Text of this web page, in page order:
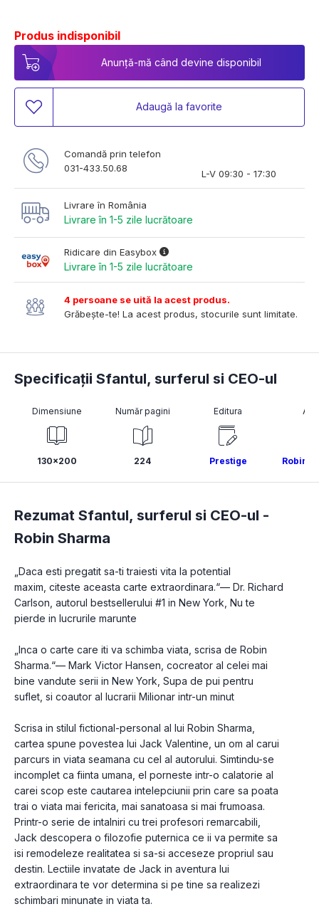
Produs indisponibil
Anunță-mă când devine disponibil
Adaugă la favorite
Comandă prin telefon
031-433.50.68
L-V 09:30 - 17:30
Livrare în România
Livrare în 1-5 zile lucrătoare
Ridicare din Easybox
Livrare în 1-5 zile lucrătoare
4 persoane se uită la acest produs.
Grăbește-te! La acest produs, stocurile sunt limitate.
Specificații Sfantul, surferul si CEO-ul
Dimensiune
130x200
Număr pagini
224
Editura
Prestige Robin
Rezumat Sfantul, surferul si CEO-ul -
Robin Sharma
„Daca esti pregatit sa-ti traiesti vita la potential
maxim, citeste aceasta carte extraordinara.“— Dr. Richard
Carlson, autorul bestsellerului #1 in New York, Nu te
pierde in lucrurile marunte
„Inca o carte care iti va schimba viata, scrisa de Robin
Sharma.“— Mark Victor Hansen, cocreator al celei mai
bine vandute serii in New York, Supa de pui pentru
suflet, si coautor al lucrarii Milionar intr-un minut
Scrisa in stilul fictional-personal al lui Robin Sharma,
cartea spune povestea lui Jack Valentine, un om al carui
parcurs in viata seamana cu cel al autorului. Simtindu-se
incomplet ca fiinta umana, el porneste intr-o calatorie al
carei scop este cautarea intelepciunii prin care sa poata
trai o viata mai fericita, mai sanatoasa si mai frumoasa.
Printr-o serie de intalniri cu trei profesori remarcabili,
Jack descopera o filozofie puternica ce ii va permite sa
isi remodeleze realitatea si sa-si acceseze propriul sau
destin. Lectiile invatate de Jack in aventura lui
extraordinara te vor determina si pe tine sa realizezi
schimbari mi­nunate in viata ta.